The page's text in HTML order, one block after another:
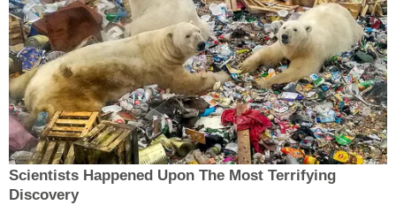
Scientists Happened Upon The Most Terrifying
Discovery